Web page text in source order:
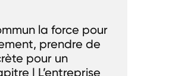
la force pour
prendre de
pour un
| L’entreprise